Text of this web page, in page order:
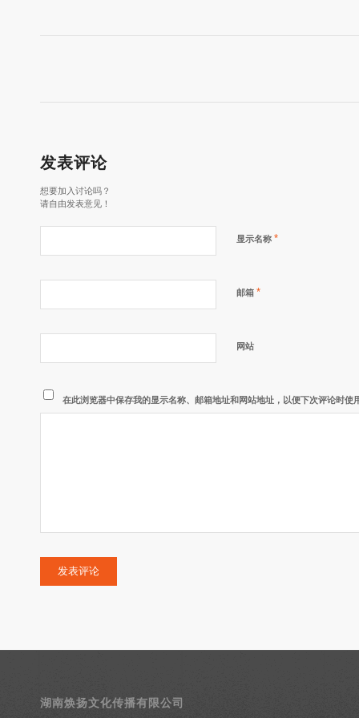
发表评论
想要加入讨论吗？
请自由发表意见！
显示名称 *
邮箱 *
网站
在此浏览器中保存我的显示名称、邮箱地址和网站地址，以便下次评论时使
湖南焕扬文化传播有限公司